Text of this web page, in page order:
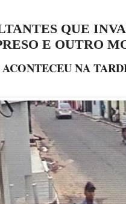
QUE
E OUTRO
NA